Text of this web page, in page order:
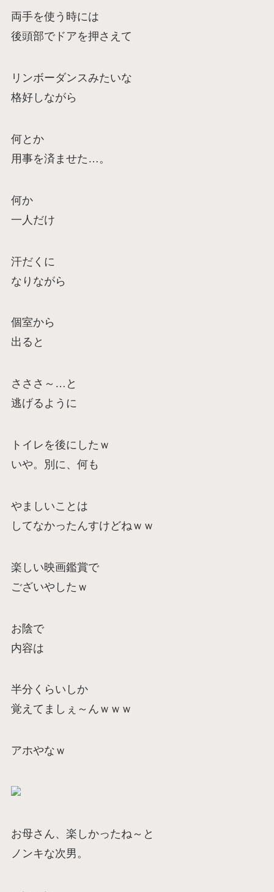
両手を使う時には
後頭部でドアを押さえて
リンボーダンスみたいな
格好しながら
何とか
用事を済ませた…。
何か
一人だけ
汗だくに
なりながら
個室から
出ると
さささ～…と
逃げるように
トイレを後にしたｗ
いや。別に、何も
やましいことは
してなかったんすけどねｗｗ
楽しい映画鑑賞で
ございやしたｗ
お陰で
内容は
半分くらいしか
覚えてましぇ～んｗｗｗ
アホやなｗ
お母さん、楽しかったね～と
ノンキな次男。